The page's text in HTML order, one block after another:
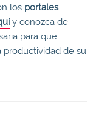
los portales
y conozca de
para que
de su